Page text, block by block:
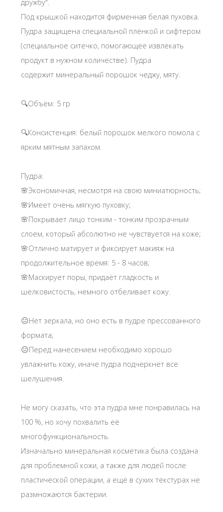
Под крышкой находится фирменная белая пуховка.
Пудра защищена специальной плёнкой и сифтером
(специальное ситечко, помогающее извлекать
продукт в нужном количестве). Пудра
содержит минеральный порошок чеджу, мяту.
🔍Объём: 5 гр
🔍Консистенция: белый порошок мелкого помола с
ярким мятным запахом.
Пудра:
🌸Экономичная, несмотря на свою миниатюрность;
🌸Имеет очень мягкую пуховку;
🌸Покрывает лицо тонким - тонким прозрачным
слоем, который абсолютно не чувствуется на коже;
🌸Отлично матирует и фиксирует макияж на
продолжительное время: 5 - 8 часов;
🌸Маскирует поры, придаёт гладкость и
шелковистость, немного отбеливает кожу.
😐Нет зеркала, но оно есть в пудре прессованного
формата;
😐Перед нанесением необходимо хорошо
увлажнить кожу, иначе пудра подчеркнет все
шелушения.
Не могу сказать, что эта пудра мне понравилась на
100 %, но хочу похвалить её
многофункциональность.
Изначально минеральная косметика была создана
для проблемной кожи, а также для людей после
пластической операции, а ещё в сухих текстурах не
размножаются бактерии.